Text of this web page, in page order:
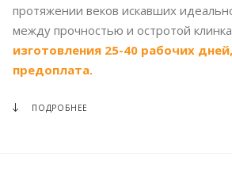
протяжении веков искавших
между прочностью и остротой
изготовления 25-40 рабочих
предоплата.
ПОДРОБНЕЕ